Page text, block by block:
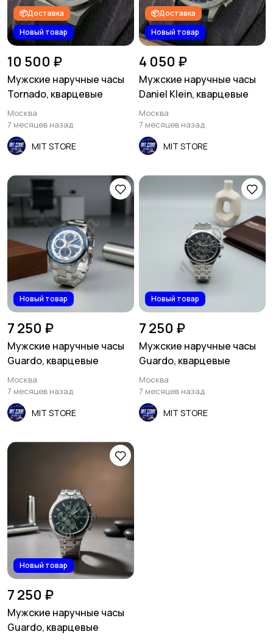
📦Доставка
Новый товар
10 500 ₽
Мужские наручные часы
Tornado, кварцевые
Москва
7 месяцев назад
MIT STORE
📦Доставка
Новый товар
4 050 ₽
Мужские наручные часы
Daniel Klein, кварцевые
Москва
7 месяцев назад
MIT STORE
Новый товар
7 250 ₽
Мужские наручные часы
Guardo, кварцевые
Москва
7 месяцев назад
MIT STORE
Новый товар
7 250 ₽
Мужские наручные часы
Guardo, кварцевые
Москва
7 месяцев назад
MIT STORE
Новый товар
7 250 ₽
Мужские наручные часы
Guardo, кварцевые